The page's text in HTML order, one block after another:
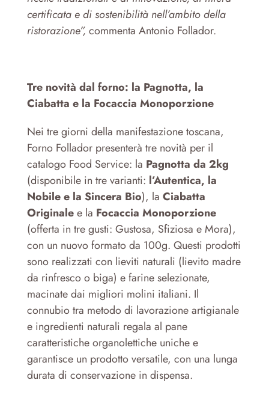
certificata e di sostenibilità nell’ambito della
ristorazione”, commenta Antonio Follador.
Tre novità dal forno: la Pagnotta, la
Ciabatta e la Focaccia Monoporzione
Nei tre giorni della manifestazione toscana,
Forno Follador presenterà tre novità per il
catalogo Food Service: la Pagnotta da 2kg
(disponibile in tre varianti: l’Autentica, la
Nobile e la Sincera Bio), la Ciabatta
Originalee la Focaccia Monoporzione
(offerta in tre gusti: Gustosa, Sfiziosa e Mora),
con un nuovo formato da 100g. Questi prodotti
sono realizzati con lieviti naturali (lievito madre
da rinfresco o biga) e farine selezionate,
macinate dai migliori molini italiani. Il
connubio tra metodo di lavorazione artigianale
e ingredienti naturali regala al pane
caratteristiche organolettiche uniche e
garantisce un prodotto versatile, con una lunga
durata di conservazione in dispensa.